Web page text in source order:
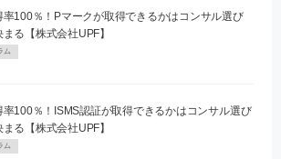
率100％！Pマークが取得できるかはコンサル選び
る【株式会社UPF】
ム
率100％！ISMS認証が取得できるかはコンサル選び
る【株式会社UPF】
ム